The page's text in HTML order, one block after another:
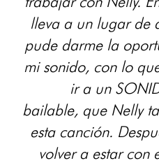
lleva a un lugar de
pude darme la
mi sonido, con lo
ir a un
bailable, que Nelly
esta canción.
volver a estar con